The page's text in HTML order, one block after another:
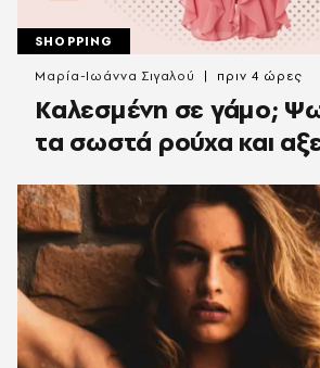
SHOPPING
Καλεσμένη σε γάμο;
τα σωστά ρούχα και
Μαρία-Ιωάννα Σιγαλού πριν 4 ώρες